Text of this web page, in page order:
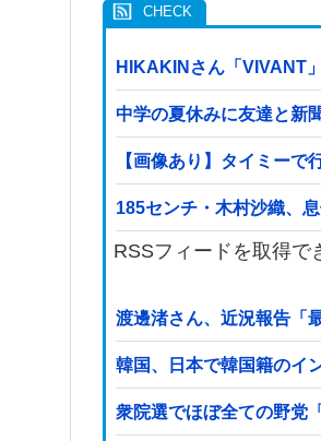
HIKAKINさん「VIVANT
中学の夏休みに友達と新
【画像あり】タイミー
185センチ・木村沙織、
RSSフィードを取得で
渡邊渚さん、近況報告「
韓国、日本で韓国籍のイ
衆院選でほぼ全ての野党